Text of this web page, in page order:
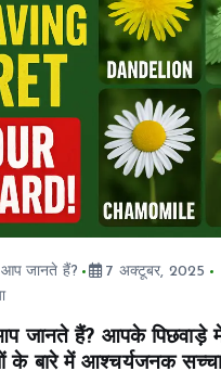
आप जानते हैं?
7 अक्टूबर, 2025
आप जानते हैं? आपके पिछवाड़े
के बारे में आश्चर्यजनक